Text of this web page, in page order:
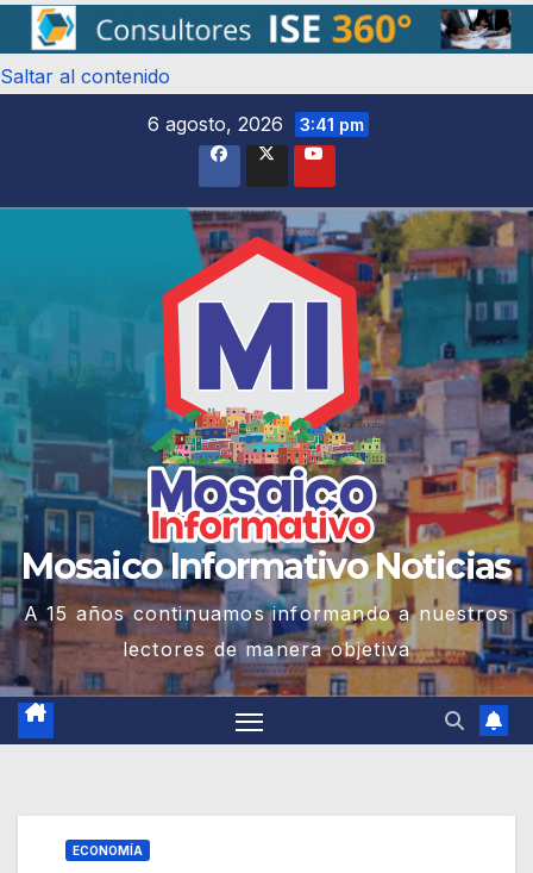
Saltar al contenido
6 agosto, 2026
3:41 pm
Mosaico Informativo Noticias
A 15 años continuamos informando a nuestros
lectores de manera objetiva
ECONOMÍA